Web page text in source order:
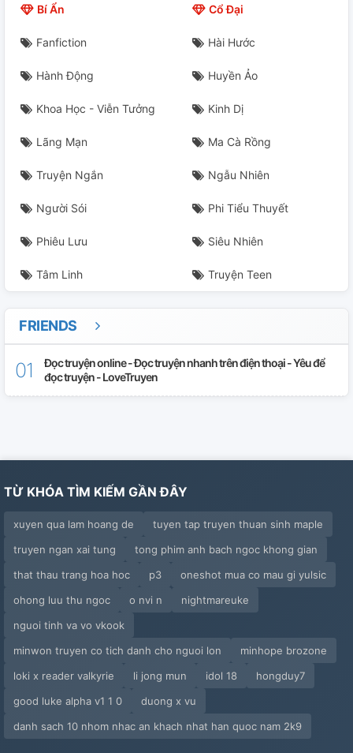
Bí Ẩn Cổ Đại
Fanfiction Hài Hước
Hành Động Huyền Ảo
Khoa Học - Viễn Tưởng Kinh Dị
Lãng Mạn Ma Cà Rồng
Truyện Ngắn Ngẫu Nhiên
Người Sói Phi Tiểu Thuyết
Phiêu Lưu Siêu Nhiên
Tâm Linh Truyện Teen
FRIENDS
Đọc truyện online - Đọc truyện nhanh trên điện thoại - Yêu để
đọc truyện - LoveTruyen
TỪ KHÓA TÌM KIẾM GẦN ĐÂY
xuyen qua lam hoang de
tuyen tap truyen thuan sinh maple
truyen ngan xai tung
tong phim anh bach ngoc khong gian
that thau trang hoa hoc
p3
oneshot mua co mau gi yulsic
ohong luu thu ngoc
o nvi n
nightmareuke
nguoi tinh va vo vkook
minwon truyen co tich danh cho nguoi lon
minhope brozone
loki x reader valkyrie
li jong mun idol 18
hongduy7
good luke alpha v1 1 0
duong x vu
danh sach 10 nhom nhac an khach nhat han quoc nam 2k9